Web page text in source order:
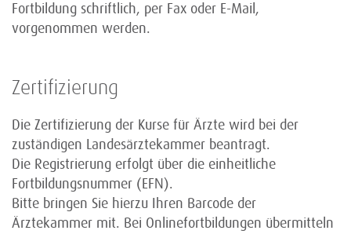
Fortbildung schriftlich, per Fax oder E-Mail,
vorgenommen werden.
Zertifizierung
Die Zertifizierung der Kurse für Ärzte wird bei der
zuständigen Landesärztekammer beantragt.
Die Registrierung erfolgt über die einheitliche
Fortbildungsnummer (EFN).
Bitte bringen Sie hierzu Ihren Barcode der
Ärztekammer mit. Bei Onlinefortbildungen übermitteln